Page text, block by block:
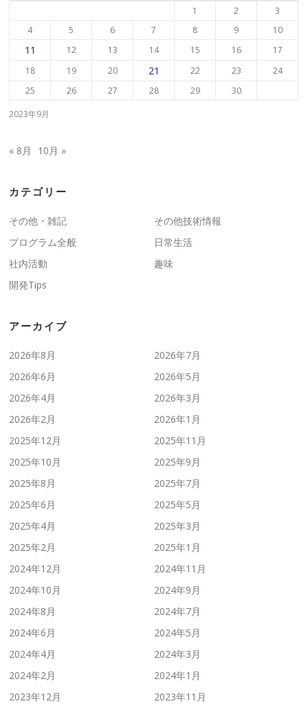
2023年9月
1 2
3
4
5 6 7 8 9 10
11 12 13 14 15 16
17
18
19 20 21 22 23
24
25
26 27 28 29 30
« 8月 10月 »
カテゴリー
その他・雑記
その他技術情報
プログラム全般
日常生活
社内活動
趣味
開発Tips
アーカイブ
2026年8月
2026年7月
2026年6月
2026年5月
2026年4月
2026年3月
2026年2月
2026年1月
2025年12月
2025年11月
2025年10月
2025年9月
2025年8月
2025年7月
2025年6月
2025年5月
2025年4月
2025年3月
2025年2月
2025年1月
2024年12月
2024年11月
2024年10月
2024年9月
2024年8月
2024年7月
2024年6月
2024年5月
2024年4月
2024年3月
2024年2月
2024年1月
2023年12月
2023年11月